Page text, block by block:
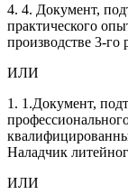
4. 4. Документ,
практического
производстве 3-го
ИЛИ
1. 1.Документ,
Наладчик
ИЛИ